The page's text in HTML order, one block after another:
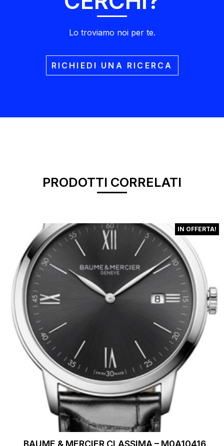
Lo troviamo noi per te.
RICHIEDI UNA RICERCA
PRODOTTI CORRELATI
IN OFFERTA!
BAUME & MERCIER CLASSIMA – M0A10416